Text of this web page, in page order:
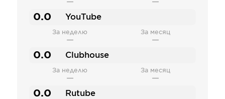
— —
0.0 YouTube
За неделю
—
За месяц
—
0.0 Clubhouse
За неделю
—
За месяц
—
0.0 Rutube